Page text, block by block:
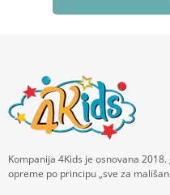
Kompanija 4Kids je osnovana
opreme po principu „sve za